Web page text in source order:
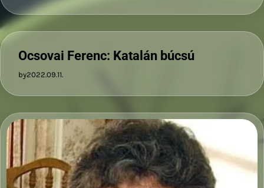
Ocsovai Ferenc: Katalán búcsú
by2022.09.11.